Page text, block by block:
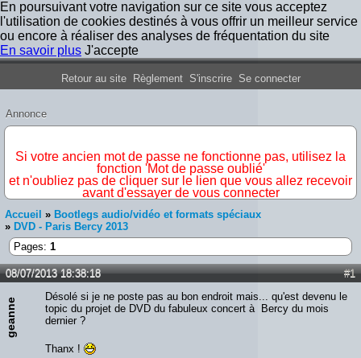
En poursuivant votre navigation sur ce site vous acceptez
l'utilisation de cookies destinés à vous offrir un meilleur service
ou encore à réaliser des analyses de fréquentation du site
En savoir plus J'accepte
Forum Iron Maiden France
Retour au site Règlement S'inscrire Se connecter
Annonce
Si votre ancien mot de passe ne fonctionne pas, utilisez la
fonction 'Mot de passe oublié'
et n'oubliez pas de cliquer sur le lien que vous allez recevoir
avant d'essayer de vous connecter
Accueil » Bootlegs audio/vidéo et formats spéciaux
» DVD - Paris Bercy 2013
Pages: 1
#1
08/07/2013 18:38:18
geanne
Désolé si je ne poste pas au bon endroit mais... qu'est devenu le
topic du projet de DVD du fabuleux concert à Bercy du mois
dernier ?
Thanx !